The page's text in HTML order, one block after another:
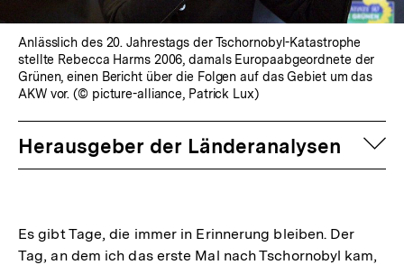
Anlässlich des 20. Jahrestags der Tschornobyl-Katastrophe
stellte Rebecca Harms 2006, damals Europaabgeordnete der
Grünen, einen Bericht über die Folgen auf das Gebiet um das
AKW vor. (© picture-alliance, Patrick Lux)
Herausgeber der Länderanalysen
Es gibt Tage, die immer in Erinnerung bleiben. Der
Tag, an dem ich das erste Mal nach Tschornobyl kam,